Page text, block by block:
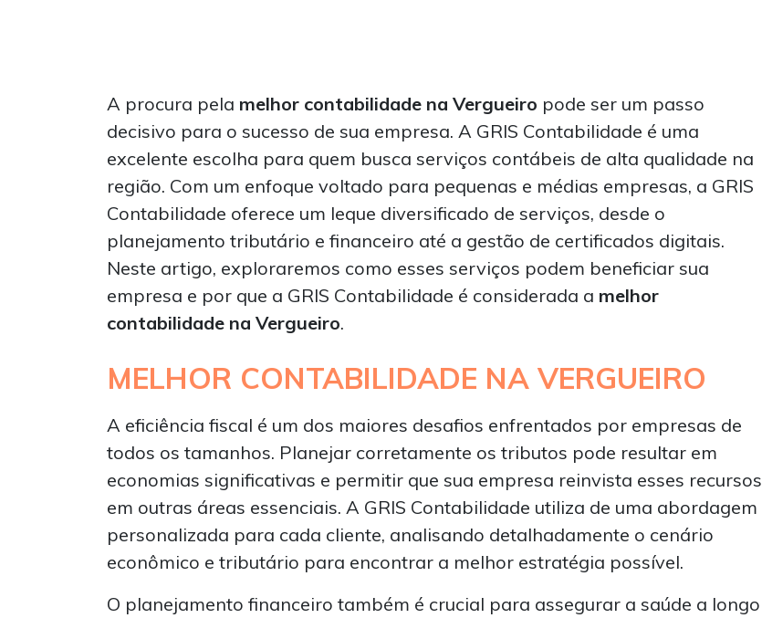
A procura pela melhor contabilidade na Vergueiro pode ser um passo
decisivo para o sucesso de sua empresa. A GRIS Contabilidade é uma
excelente escolha para quem busca serviços contábeis de alta qualidade na
região. Com um enfoque voltado para pequenas e médias empresas, a GRIS
Contabilidade oferece um leque diversificado de serviços, desde o
planejamento tributário e financeiro até a gestão de certificados digitais.
Neste artigo, exploraremos como esses serviços podem beneficiar sua
empresa e por que a GRIS Contabilidade é considerada a melhor
contabilidade na Vergueiro.
MELHOR CONTABILIDADE NA VERGUEIRO
A eficiência fiscal é um dos maiores desafios enfrentados por empresas de
todos os tamanhos. Planejar corretamente os tributos pode resultar em
economias significativas e permitir que sua empresa reinvista esses recursos
em outras áreas essenciais. A GRIS Contabilidade utiliza de uma abordagem
personalizada para cada cliente, analisando detalhadamente o cenário
econômico e tributário para encontrar a melhor estratégia possível.
O planejamento financeiro também é crucial para assegurar a saúde a longo